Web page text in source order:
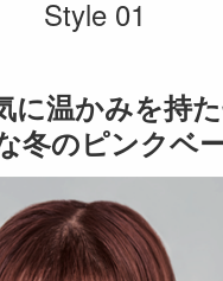
Style 01
に温かみを持
冬のピンクベ